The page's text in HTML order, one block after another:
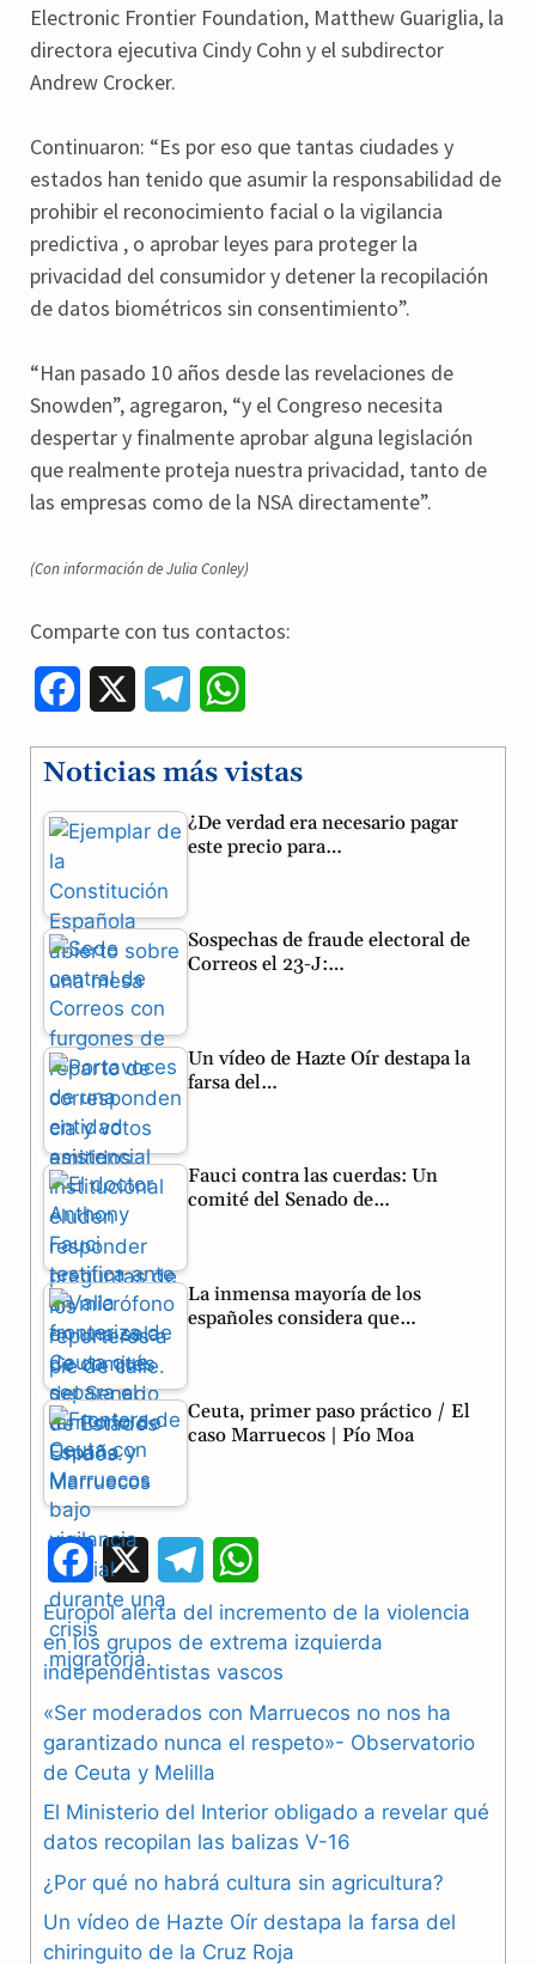
Electronic Frontier Foundation, Matthew Guariglia, la
directora ejecutiva Cindy Cohn y el subdirector
Andrew Crocker.
Continuaron: “Es por eso que tantas ciudades y
estados han tenido que asumir la responsabilidad de
prohibir el reconocimiento facial o la vigilancia
predictiva , o aprobar leyes para proteger la
privacidad del consumidor y detener la recopilación
de datos biométricos sin consentimiento”.
“Han pasado 10 años desde las revelaciones de
Snowden”, agregaron, “y el Congreso necesita
despertar y finalmente aprobar alguna legislación
que realmente proteja nuestra privacidad, tanto de
las empresas como de la NSA directamente”.
(Con información de Julia Conley)
Comparte con tus contactos:
c
e
o
o
k
l
e
a
a
t
p
Noticias más vistas
¿De verdad era necesario pagar
este precio para…
Sospechas de fraude electoral de
Correos el 23-J:…
Un vídeo de Hazte Oír destapa la
farsa del…
Fauci contra las cuerdas: Un
comité del Senado de…
La inmensa mayoría de los
españoles considera que…
Ceuta, primer paso práctico / El
caso Marruecos | Pío Moa
F
a
c
b
o
o
k
e
g
r
a
m
h
a
s
p
p
Europol alerta del incremento de la violencia
en los grupos de extrema izquierda
independentistas vascos
«Ser moderados con Marruecos no nos ha
garantizado nunca el respeto»- Observatorio
de Ceuta y Melilla
El Ministerio del Interior obligado a revelar qué
datos recopilan las balizas V-16
¿Por qué no habrá cultura sin agricultura?
Un vídeo de Hazte Oír destapa la farsa del
chiringuito de la Cruz Roja